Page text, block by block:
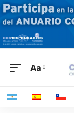
Aa